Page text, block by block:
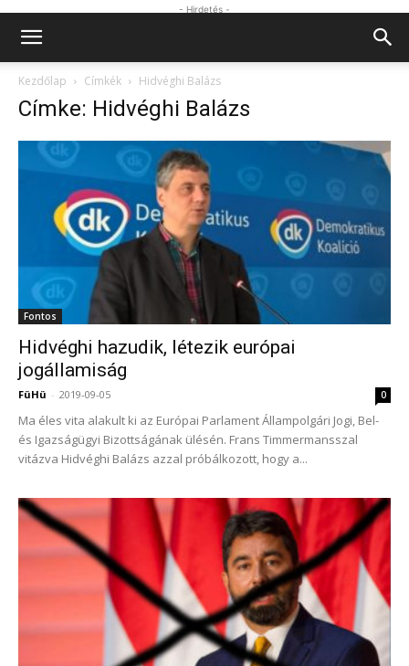
- Hirdetés -
Kezdőlap Címkék Hidvéghi Balázs
Címke: Hidvéghi Balázs
Fontos
Hidvéghi hazudik, létezik európai
jogállamiság
FüHü - 2019-09-05 0
Ma éles vita alakult ki az Európai Parlament Állampolgári Jogi, Bel-
és Igazságügyi Bizottságának ülésén. Frans Timmermansszal
vitázva Hidvéghi Balázs azzal próbálkozott, hogy a...